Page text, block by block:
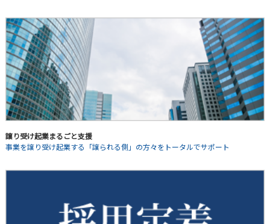
譲り受け起業まるごと支援
事業を譲り受け起業する「譲られる側」の方々をトータルでサポート